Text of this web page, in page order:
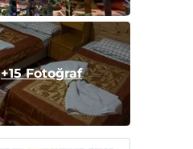
+15 Fotoğraf